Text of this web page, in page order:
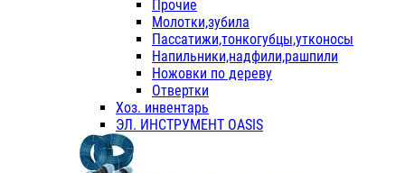
Прочие
Молотки,зубила
Пассатижи,тонкогубцы,утконосы
Напильники,надфили,рашпили
Ножовки по дереву
Отвертки
Хоз. инвентарь
ЭЛ. ИНСТРУМЕНТ OASIS